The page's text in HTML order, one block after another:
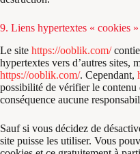
9. Liens hypertextes « cookies
Le site https://ooblik.com/
hypertextes vers d’autres sites,
https://ooblik.com/. Cependant,
possibilité de vérifier le contenu
conséquence aucune
Sauf si vous décidez de
site puisse les utiliser. Vous